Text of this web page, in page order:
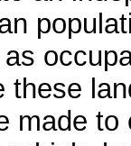
these
made